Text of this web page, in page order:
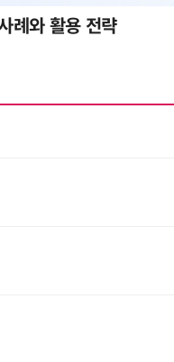
례와 활용 전략